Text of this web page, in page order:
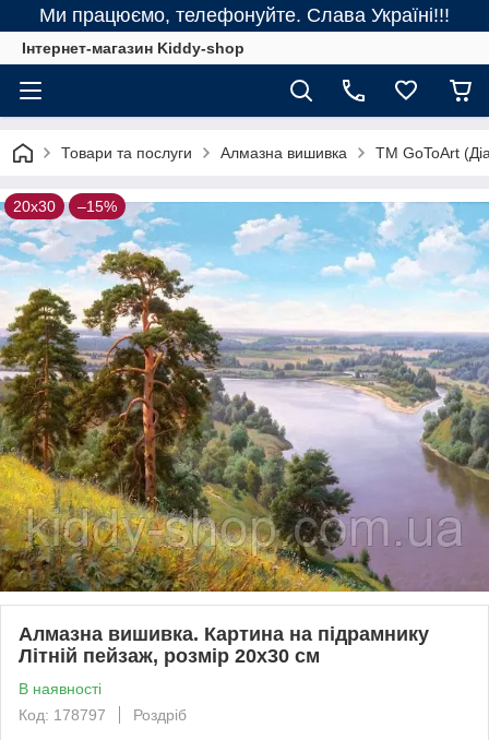
Ми працюємо, телефонуйте. Слава Україні!!!
Інтернет-магазин Kiddy-shop
Товари та послуги Алмазна вишивка ТМ GoToArt
20х30 –15%
Алмазна вишивка. Картина на підрамнику
Літній пейзаж, розмір 20х30 см
В наявності
Код: 178797
Роздріб